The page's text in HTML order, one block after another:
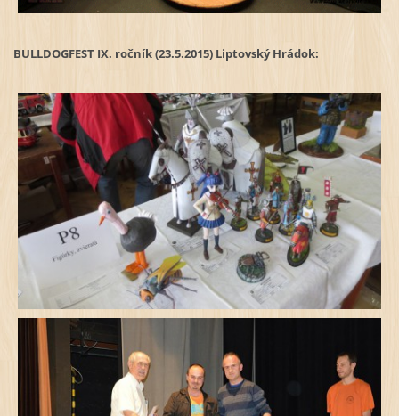
BULLDOGFEST IX. ročník (23.5.2015) Liptovský Hrádok: